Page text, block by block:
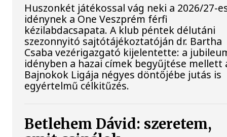
Huszonkét játékossal vág neki a 2026/27-
idénynek a One Veszprém férfi
kézilabdacsapata. A klub péntek délutáni
szezonnyitó sajtótájékoztatóján dr. Bartha
Csaba vezérigazgató kijelentette: a
idényben a hazai címek begyűjtése mellett
Bajnokok Ligája négyes döntőjébe jutás is
egyértelmű célkitűzés.
Betlehem Dávid: szeretem,